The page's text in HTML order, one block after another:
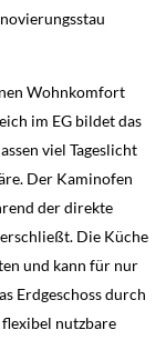
Wohnkomfort
im EG bildet das
viel Tageslicht
Der Kaminofen
der direkte
Die Küche
und kann für nur
Erdgeschoss durch
nutzbare